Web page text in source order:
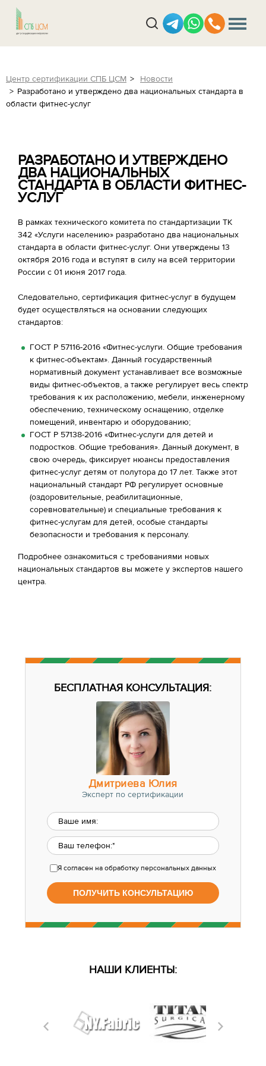
Центр сертификации СПБ ЦСМ
Новости
Разработано и утверждено два национальных стандарта в
области фитнес-услуг
РАЗРАБОТАНО И УТВЕРЖДЕНО
ДВА НАЦИОНАЛЬНЫХ
СТАНДАРТА В ОБЛАСТИ ФИТНЕС-
УСЛУГ
В рамках технического комитета по стандартизации ТК
342 «Услуги населению» разработано два национальных
стандарта в области фитнес-услуг. Они утверждены 13
октября 2016 года и вступят в силу на всей территории
России с 01 июня 2017 года.
Следовательно, сертификация фитнес-услуг в будущем
будет осуществляться на основании следующих
стандартов:
ГОСТ Р 57116-2016 «Фитнес-услуги. Общие требования
к фитнес-объектам». Данный государственный
нормативный документ устанавливает все возможные
виды фитнес-объектов, а также регулирует весь спектр
требования к их расположению, мебели, инженерному
обеспечению, техническому оснащению, отделке
помещений, инвентарю и оборудованию;
ГОСТ Р 57138-2016 «Фитнес-услуги для детей и
подростков. Общие требования». Данный документ, в
свою очередь, фиксирует нюансы предоставления
фитнес-услуг детям от полутора до 17 лет. Также этот
национальный стандарт РФ регулирует основные
(оздоровительные, реабилитационные,
соревновательные) и специальные требования к
фитнес-услугам для детей, особые стандарты
безопасности и требования к персоналу.
Подробнее ознакомиться с требованиями новых
национальных стандартов вы можете у экспертов нашего
центра.
БЕСПЛАТНАЯ КОНСУЛЬТАЦИЯ:
Дмитриева Юлия
Эксперт по сертификации
Я согласен на обработку персональных данных
НАШИ КЛИЕНТЫ: